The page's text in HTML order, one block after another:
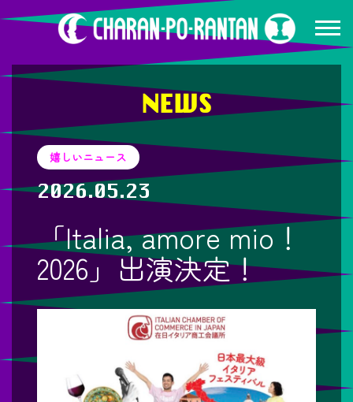
NEWS
嬉しいニュース
2026.05.23
「Italia, amore mio！
2026」出演決定！